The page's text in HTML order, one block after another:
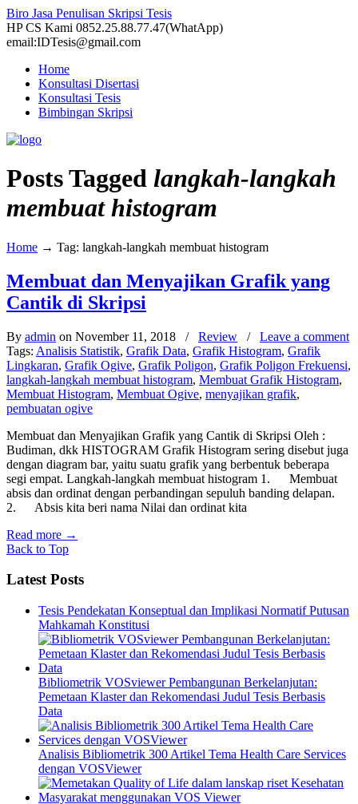
Biro Jasa Penulisan Skripsi Tesis
HP CS Kami 0852.25.88.77.47(WhatApp)
email:IDTesis@gmail.com
Home
Konsultasi Disertasi
Konsultasi Tesis
Bimbingan Skripsi
Posts Tagged langkah-langkah
membuat histogram
Home → Tag: langkah-langkah membuat histogram
Membuat dan Menyajikan Grafik yang
Cantik di Skripsi
By admin on November 11, 2018 / Review / Leave a comment
Tags: Analisis Statistik, Grafik Data, Grafik Histogram, Grafik
Lingkaran, Grafik Ogive, Grafik Poligon, Grafik Poligon Frekuensi,
langkah-langkah membuat histogram, Membuat Grafik Histogram,
Membuat Histogram, Membuat Ogive, menyajikan grafik,
pembuatan ogive
Membuat dan Menyajikan Grafik yang Cantik di Skripsi Oleh :
Budiman, dkk HISTOGRAM Grafik Histogram sering disebut juga
dengan diagram bar, yaitu suatu grafik yang berbentuk beberapa
segi empat. Langkah-langkah membuat histogram 1. Membuat
absis dan ordinat dengan perbandingan sepuluh banding delapan.
2. Absis kita beri nama Nilai dan ordinat kita
Read more →
Back to Top
Latest Posts
Tesis Pendekatan Konseptual dan Implikasi Normatif Putusan
Mahkamah Konstitusi
Bibliometrik VOSviewer Pembangunan Berkelanjutan:
Pemetaan Klaster dan Rekomendasi Judul Tesis Berbasis
Data
Analisis Bibliometrik 300 Artikel Tema Health Care Services
dengan VOSViewer